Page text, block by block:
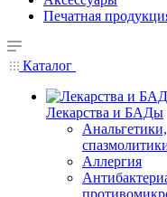
Печатная
Каталог
Лекарства и БАДы
Анальгетики,
Аллергия